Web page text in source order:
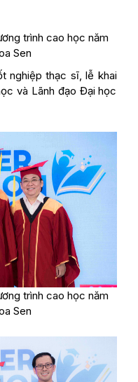
trình cao học năm
Sen
nghiệp thạc sĩ, lễ khai
và Lãnh đạo Đại học
trình cao học năm
Sen